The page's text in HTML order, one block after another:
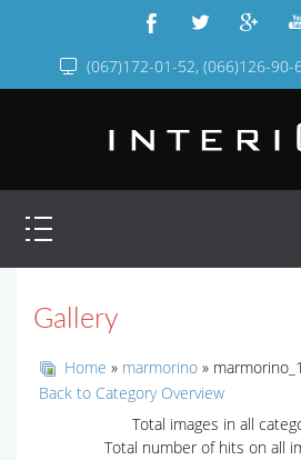
(067)172-01-52, (066)126-90-
Gallery
Home » marmorino » marmorino_1
Back to Category Overview
Total images in all
Total number of hits on all